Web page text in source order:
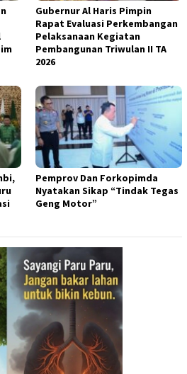
Gubernur Al Haris Pimpin
Rapat Evaluasi Perkembangan
Pelaksanaan Kegiatan
Pembangunan Triwulan II TA
2026
Pemprov Dan Forkopimda
Nyatakan Sikap “Tindak Tegas
Geng Motor”